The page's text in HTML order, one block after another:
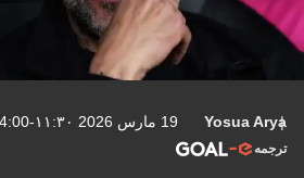
Yosua Arya 19 مارس 2026 ١١:٣٠-04:00
ترجمه